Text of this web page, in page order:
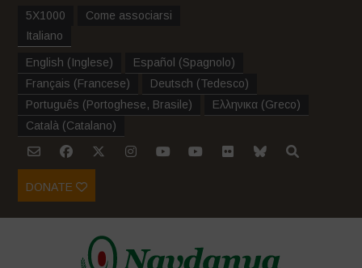
5X1000
Come associarsi
Italiano
English (Inglese) Español (Spagnolo)
Français (Francese) Deutsch (Tedesco)
Português (Portoghese, Brasile) Ελληνικα (Greco)
Català (Catalano)
DONATE